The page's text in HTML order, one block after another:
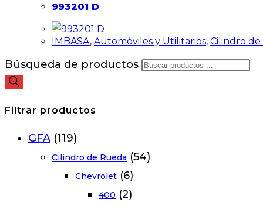
993201 D
IMBASA, Automóviles y Utilitarios, Cilindro
Búsqueda de productos
Filtrar productos
GFA (119)
Cilindro de Rueda (54)
Chevrolet (6)
400 (2)